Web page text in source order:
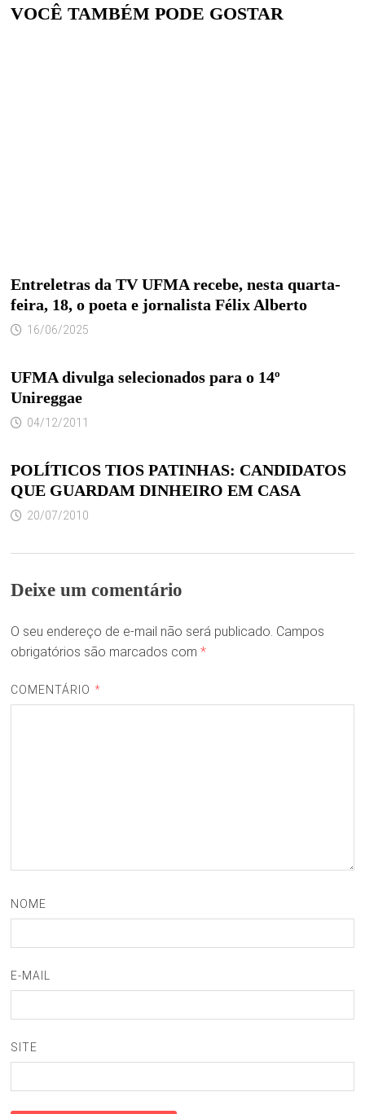
VOCÊ TAMBÉM PODE GOSTAR
Entreletras da TV UFMA recebe, nesta quarta-
feira, 18, o poeta e jornalista Félix Alberto
16/06/2025
UFMA divulga selecionados para o 14º
Unireggae
04/12/2011
POLÍTICOS TIOS PATINHAS: CANDIDATOS
QUE GUARDAM DINHEIRO EM CASA
20/07/2010
Deixe um comentário
O seu endereço de e-mail não será publicado. Campos
obrigatórios são marcados com *
COMENTÁRIO *
NOME
E-MAIL
SITE